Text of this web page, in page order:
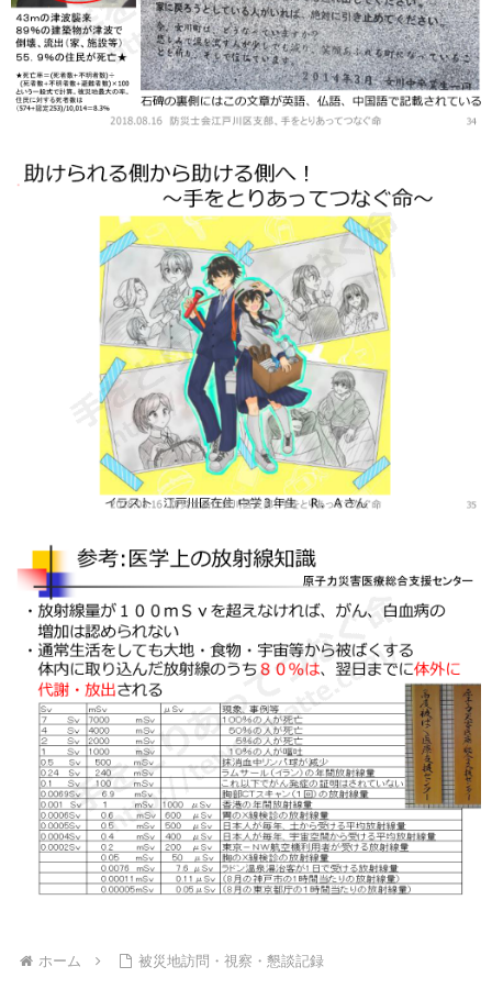
ホーム 被災地訪問・視察・懇談記録